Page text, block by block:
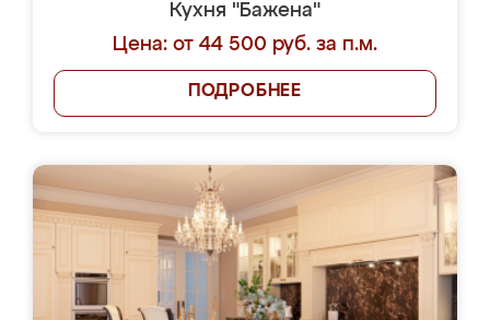
Кухня "Бажена"
Цена: от 44 500 руб. за п.м.
ПОДРОБНЕЕ